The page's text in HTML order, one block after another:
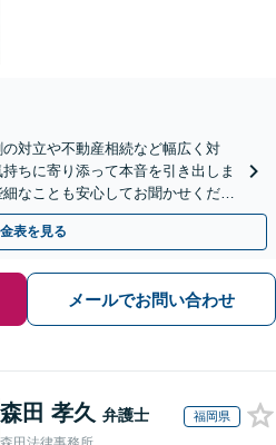
対立や不動産相続など幅広く対
ちに寄り添って本音を引き出しま
なことも安心してお聞かせくださ
談可】
表を見る
メールでお問い合わせ
森田 孝久 弁護士 福岡県